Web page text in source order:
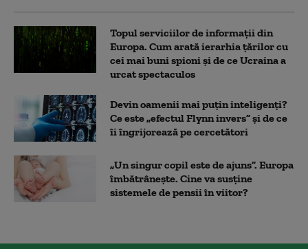
Topul serviciilor de informații din
Europa. Cum arată ierarhia țărilor cu
cei mai buni spioni și de ce Ucraina a
urcat spectaculos
Devin oamenii mai puțin inteligenți?
Ce este „efectul Flynn invers” și de ce
îi îngrijorează pe cercetători
„Un singur copil este de ajuns”. Europa
îmbătrânește. Cine va susține
sistemele de pensii în viitor?